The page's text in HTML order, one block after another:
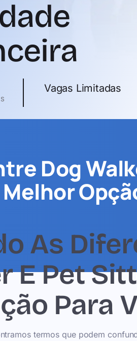
Vagas Limitadas
Dog
As
E Pet
Para
termos que podem